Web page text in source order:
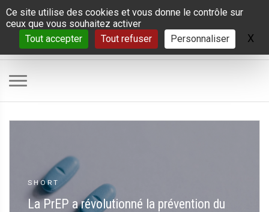
Panneau de gestion des cookies
Ce site utilise des cookies et vous donne le contrôle sur
ceux que vous souhaitez activer
Tout accepter
Tout refuser Personnaliser X
SHORT
La PrEP a révolutionné la prévention du